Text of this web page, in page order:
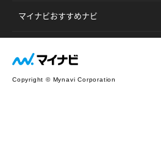
マイナビおすすめナビ
Copyright © Mynavi Corporation